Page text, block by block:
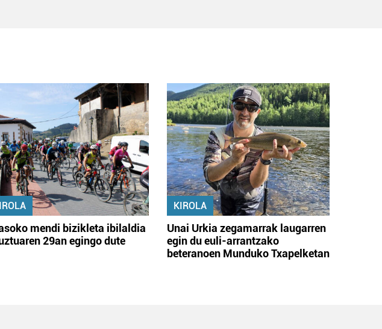
mendi bizikleta ibilaldia
29an egingo dute
KIROLA
Unai Urkia zegamarrak laugarren
egin du euli-arrantzako
beteranoen Munduko Txapelketan